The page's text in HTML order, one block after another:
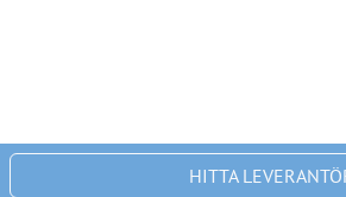
HITTA